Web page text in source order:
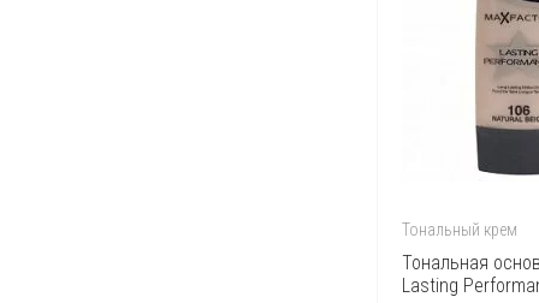
Тональный крем
Тональная
Lasting